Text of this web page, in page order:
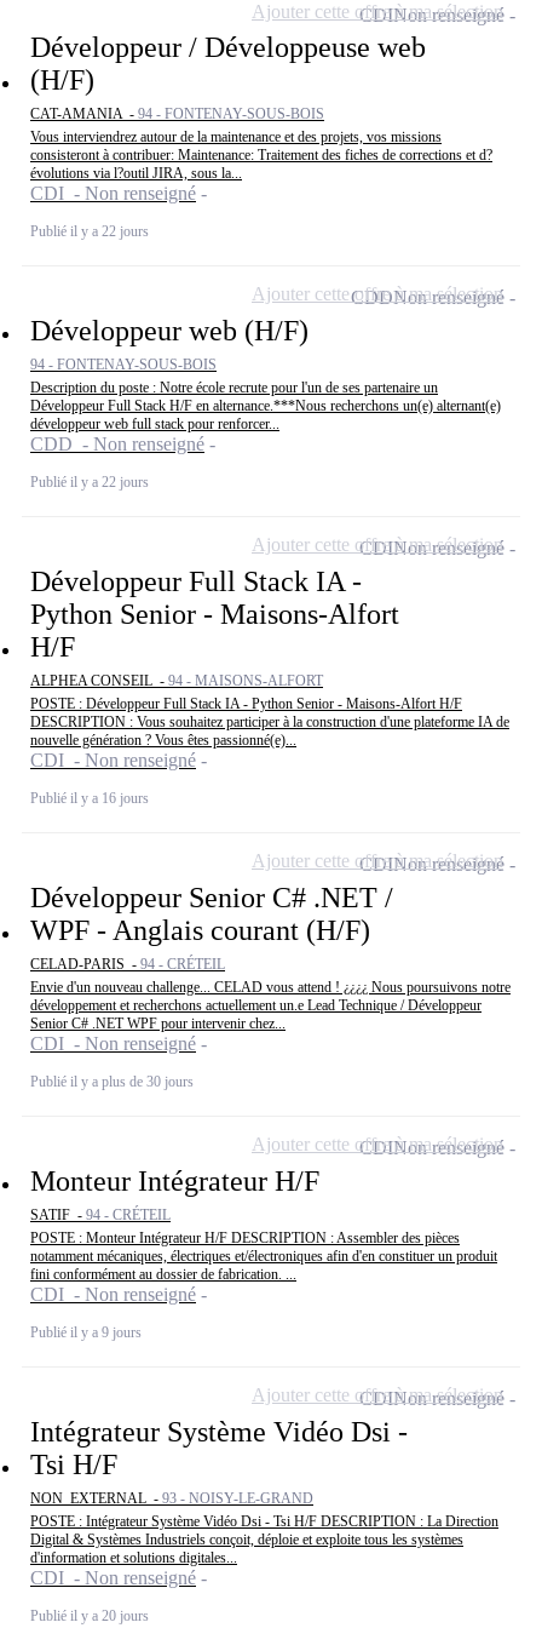
Développeur / Développeuse web
(H/F)
CAT-AMANIA - 94 - FONTENAY-SOUS-BOIS
Vous interviendrez autour de la maintenance et des projets, vos missions
consisteront à contribuer: Maintenance: Traitement des fiches de corrections et d?
évolutions via l?outil JIRA, sous la...
CDI - Non renseigné
Publié il y a 22 jours
CDINon renseigné
Ajouter cette offre à ma sélection
Développeur web (H/F)
94 - FONTENAY-SOUS-BOIS
Description du poste : Notre école recrute pour l'un de ses partenaire un
Développeur Full Stack H/F en alternance.***Nous recherchons un(e) alternant(e)
développeur web full stack pour renforcer...
CDD - Non renseigné
Publié il y a 22 jours
CDDNon renseigné
Ajouter cette offre à ma sélection
Développeur Full Stack IA -
Python Senior - Maisons-Alfort
H/F
ALPHEA CONSEIL - 94 - MAISONS-ALFORT
POSTE : Développeur Full Stack IA - Python Senior - Maisons-Alfort H/F
DESCRIPTION : Vous souhaitez participer à la construction d'une plateforme IA de
nouvelle génération ? Vous êtes passionné(e)...
CDI - Non renseigné
Publié il y a 16 jours
CDINon renseigné
Ajouter cette offre à ma sélection
Développeur Senior C# .NET /
WPF - Anglais courant (H/F)
CELAD-PARIS - 94 - CRÉTEIL
Envie d'un nouveau challenge... CELAD vous attend ! ¿¿¿¿ Nous poursuivons notre
développement et recherchons actuellement un.e Lead Technique / Développeur
Senior C# .NET WPF pour intervenir chez...
CDI - Non renseigné
Publié il y a plus de 30 jours
CDINon renseigné
Ajouter cette offre à ma sélection
Monteur Intégrateur H/F
SATIF - 94 - CRÉTEIL
POSTE : Monteur Intégrateur H/F DESCRIPTION : Assembler des pièces
notamment mécaniques, électriques et/électroniques afin d'en constituer un produit
fini conformément au dossier de fabrication. ...
CDI - Non renseigné
Publié il y a 9 jours
CDINon renseigné
Ajouter cette offre à ma sélection
Intégrateur Système Vidéo Dsi -
Tsi H/F
NON_EXTERNAL - 93 - NOISY-LE-GRAND
POSTE : Intégrateur Système Vidéo Dsi - Tsi H/F DESCRIPTION : La Direction
Digital & Systèmes Industriels conçoit, déploie et exploite tous les systèmes
d'information et solutions digitales...
CDI - Non renseigné
Publié il y a 20 jours
CDINon renseigné
Ajouter cette offre à ma sélection